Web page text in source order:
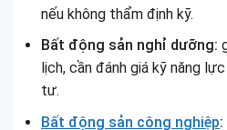
nếu không thẩm định kỹ.
Bất động sản nghỉ dưỡng:
lịch, cần đánh giá kỹ năng
tư.
Bất động sản công nghiệp: